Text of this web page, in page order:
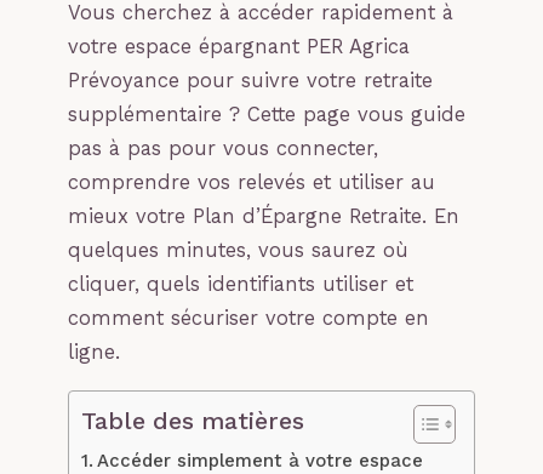
Vous cherchez à accéder rapidement à
votre espace épargnant PER Agrica
Prévoyance pour suivre votre retraite
supplémentaire ? Cette page vous guide
pas à pas pour vous connecter,
comprendre vos relevés et utiliser au
mieux votre Plan d’Épargne Retraite. En
quelques minutes, vous saurez où
cliquer, quels identifiants utiliser et
comment sécuriser votre compte en
ligne.
Table des matières
Accéder simplement à votre espace